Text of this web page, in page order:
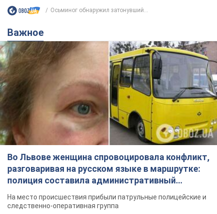
Осьминог обнаружил затонувший...
Важное
Во Львове женщина спровоцировала конфликт,
разговаривая на русском языке в маршрутке:
полиция составила административный
протокол. Видео
На место происшествия прибыли патрульные полицейские и
следственно-оперативная группа